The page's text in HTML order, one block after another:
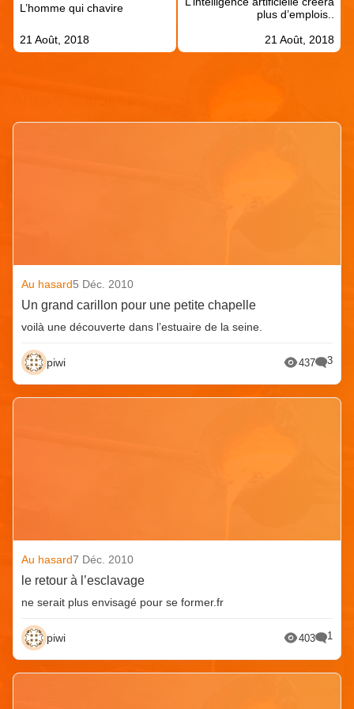
l’article
L’homme qui chavire
21 Août, 2018
plus d’emplois..
21 Août, 2018
Au hasard5 Déc. 2010
Un grand carillon pour une petite chapelle
voilà une découverte dans l’estuaire de la seine.
piwi 437 3
Au hasard7 Déc. 2010
le retour à l’esclavage
ne serait plus envisagé pour se former.fr
piwi 403 1